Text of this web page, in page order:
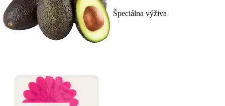
Špeciálna výživa